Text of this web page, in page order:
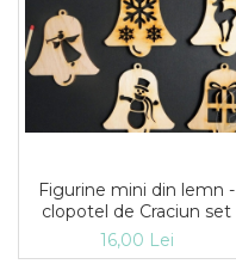
Figurine mini din lemn -
clopotel de Craciun set
16,00 Lei